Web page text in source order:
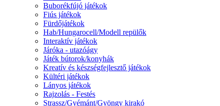
Buborékfújó játékok
Fiús játékok
Fürdőjátékok
Hab/Hungarocell/Modell repülők
Interaktív játékok
Járóka - utazóágy
Játék bútorok/konyhák
Kreatív és készségfejlesztő játékok
Kültéri játékok
Lányos játékok
Rajzolás - Festés
Strassz/Gyémánt/Gyöngy kirakó